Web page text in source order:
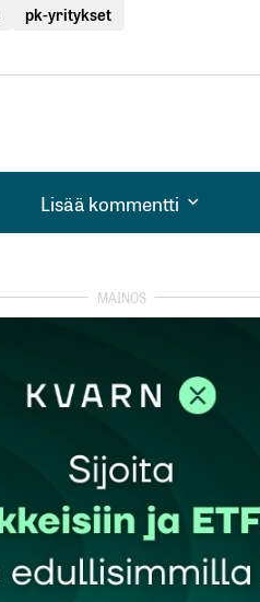
pk-yritykset
Lisää kommentti
Lisää kommentti